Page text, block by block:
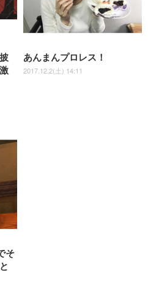
あんまんプロレス！
2017.12.2(土) 14:11
そ